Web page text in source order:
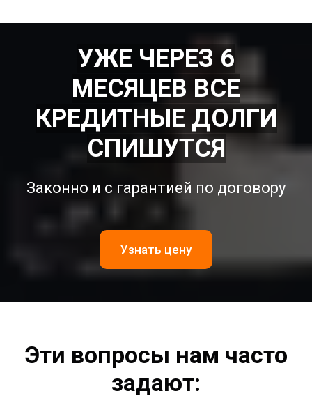
УЖЕ ЧЕРЕЗ 6
МЕСЯЦЕВ ВСЕ
КРЕДИТНЫЕ ДОЛГИ
СПИШУТСЯ
Законно и с гарантией по договору
Узнать цену
Эти вопросы нам часто
задают: